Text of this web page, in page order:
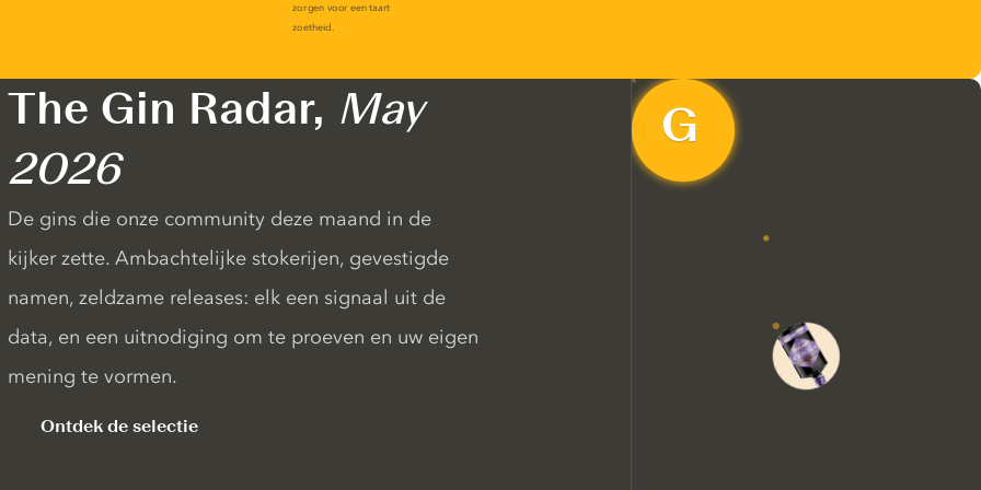
The Gin Radar, May
2026
De gins die onze community deze maand in de
kijker zette. Ambachtelijke stokerijen, gevestigde
namen, zeldzame releases: elk een signaal uit de
data, en een uitnodiging om te proeven en uw eigen
mening te vormen.
Ontdek de selectie